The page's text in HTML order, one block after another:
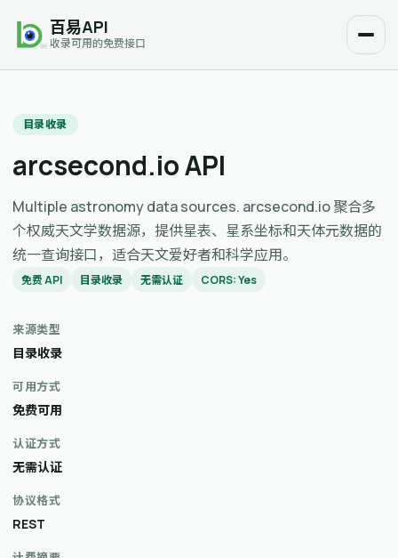
百易API
收录可用的免费接口
目录收录
arcsecond.io API
Multiple astronomy data sources. arcsecond.io 聚合多
个权威天文学数据源，提供星表、星系坐标和天体元数据的
统一查询接口，适合天文爱好者和科学应用。
免费 API 目录收录 无需认证 CORS: Yes
来源类型
目录收录
可用方式
免费可用
认证方式
无需认证
协议格式
REST